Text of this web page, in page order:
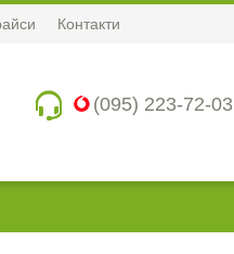
Контакти
(095) 223-72-03